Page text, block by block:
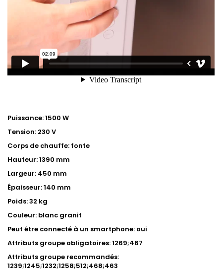
Puissance: 1500 W
Tension: 230 V
Corps de chauffe: fonte
Hauteur: 1390 mm
Largeur: 450 mm
Épaisseur: 140 mm
Poids: 32 kg
Couleur: blanc granit
Peut être connecté à un smartphone: oui
Attributs groupe obligatoires: 1269;467
Attributs groupe recommandés:
1239;1245;1232;1258;512;468;463